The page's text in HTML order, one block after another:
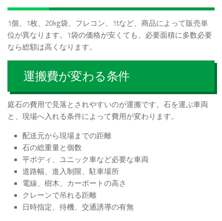
1個、1枚、20kg袋、フレコン、1tなど、商品によって販売単
位が異なります。1袋の価格が安くても、必要面積に多数必要
なら総額は高くなります。
運搬費が変わる条件
庭石の費用で見落とされやすいのが運搬です。石を運ぶ車両
と、現場へ入れる条件によって費用が変わります。
配送元から現場までの距離
石の総重量と個数
平ボディ、ユニック車など必要な車両
道路幅、進入制限、駐車場所
電線、樹木、カーポートの高さ
クレーンで吊れる距離
日時指定、待機、交通誘導の有無